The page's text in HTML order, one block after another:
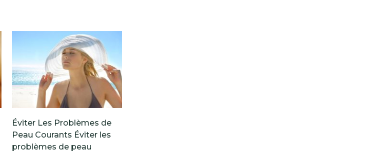
Éviter Les Problèmes de
Peau Courants Éviter les
problèmes de peau